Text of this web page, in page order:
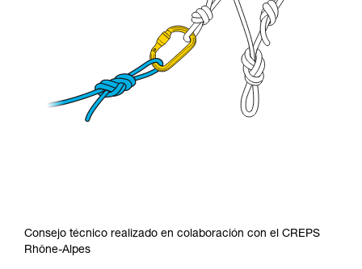
Consejo técnico realizado en colaboración con el CREPS
Rhône-Alpes